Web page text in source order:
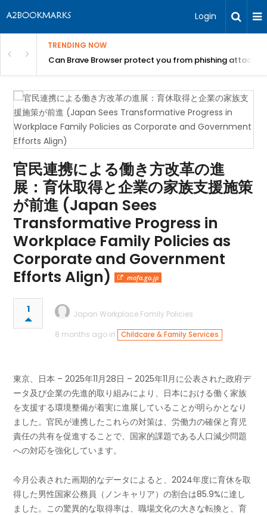
Login
TRENDING NOW
Can Brave Browser protect you from phishing attacks?
官民連携による働き方改革の進
展：育休取得と企業の家族支援施策
が前進 (Japan Sees
Transformative Progress in
Workplace Family Policies as
Corporate and Government
Efforts Align)
mofa.go.jp
1
Japan Workplace Family Policies
8 months ago in
Childcare & Family Services
東京、日本 – 2025年11月28日 – 2025年11月に公表された政府デ
ータ及び企業の先進的取り組みにより、日本における働く家族
を支援する環境整備が着実に進展していることが明らかとなり
ました。官民が連携したこれらの対策は、労働力の確保と育児
責任の共有を促進することで、国家的課題である人口減少問題
への対応を強化しています。
今月公表された画期的なデータによると、2024年度に育休を取
得した男性国家公務員（ノンキャリア）の割合は85.9%に達し
ました。この驚異的な取得率は、職場文化の大きな転換と、育